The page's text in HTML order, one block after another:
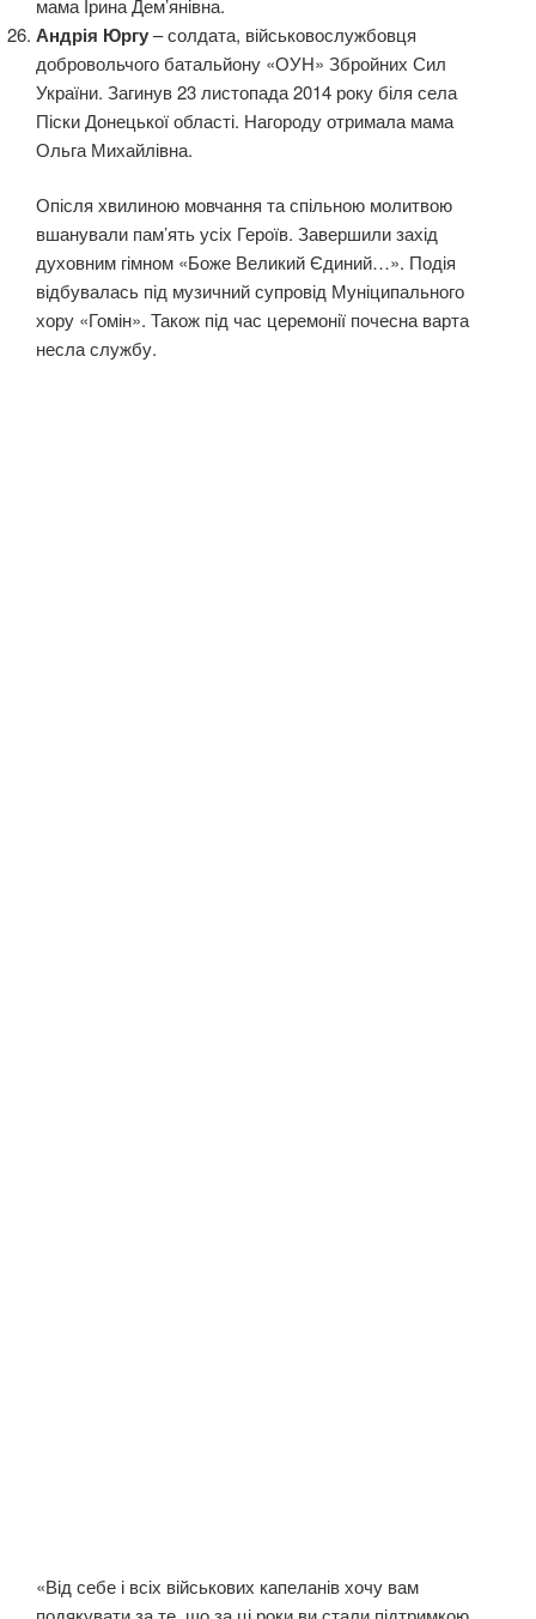
мама Ірина Дем’янівна.
Андрія Юргу– солдата, військовослужбовця
добровольчого батальйону «ОУН» Збройних Сил
України. Загинув 23 листопада 2014 року біля села
Піски Донецької області. Нагороду отримала мама
Ольга Михайлівна.
Опісля хвилиною мовчання та спільною молитвою
вшанували пам’ять усіх Героїв. Завершили захід
духовним гімном «Боже Великий Єдиний…». Подія
відбувалась під музичний супровід Муніципального
хору «Гомін». Також під час церемонії почесна варта
несла службу.
«Від себе і всіх військових капеланів хочу вам